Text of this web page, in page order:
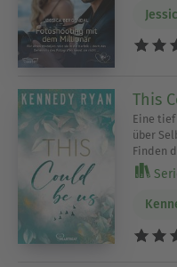
This
Eine
über
Finden